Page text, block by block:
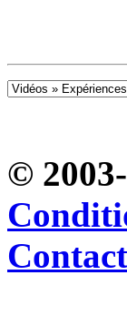
©
Contact